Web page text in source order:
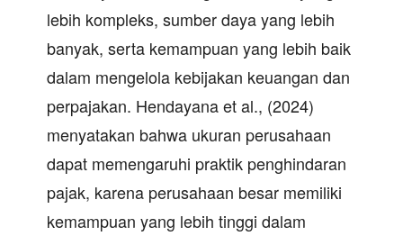
lebih kompleks, sumber daya yang lebih
banyak, serta kemampuan yang lebih baik
dalam mengelola kebijakan keuangan dan
perpajakan. Hendayana et al., (2024)
menyatakan bahwa ukuran perusahaan
dapat memengaruhi praktik penghindaran
pajak, karena perusahaan besar memiliki
kemampuan yang lebih tinggi dalam